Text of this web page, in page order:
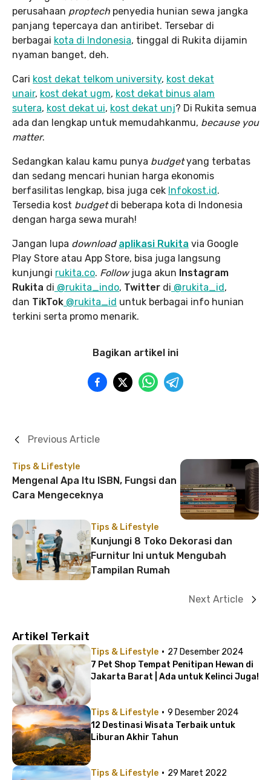
perusahaan proptech penyedia hunian sewa jangka
panjang tepercaya dan antiribet. Tersebar di
berbagai kota di Indonesia, tinggal di Rukita dijamin
nyaman banget, deh.
Cari kost dekat telkom university, kost dekat
unair, kost dekat ugm, kost dekat binus alam
sutera, kost dekat ui, kost dekat unj? Di Rukita semua
ada dan lengkap untuk memudahkanmu, because you
matter.
Sedangkan kalau kamu punya budgetyang terbatas
dan sedang mencari hunian harga ekonomis
berfasilitas lengkap, bisa juga cek Infokost.id .
Tersedia kost budgetdi beberapa kota di Indonesia
dengan harga sewa murah!
Jangan lupa download aplikasi Rukita via Google
Play Store atau App Store, bisa juga langsung
kunjungi rukita.co. Followjuga akun Instagram
Rukita di @rukita_indo, Twitter di @rukita_id ,
dan TikTok @rukita_id untuk berbagai info hunian
terkini serta promo menarik.
Bagikan artikel ini
Tips & Lifestyle
Mengenal Apa Itu ISBN, Fungsi dan
Cara Mengeceknya
Previous Article
Tips & Lifestyle
Kunjungi 8 Toko Dekorasi dan
Furnitur Ini untuk Mengubah
Tampilan Rumah
Next Article
Artikel Terkait
Tips & Lifestyle · 27 Desember 2024
7 Pet Shop Tempat Penitipan Hewan di
Jakarta Barat | Ada untuk Kelinci Juga!
Tips & Lifestyle · 9 Desember 2024
12 Destinasi Wisata Terbaik untuk
Liburan Akhir Tahun
Tips & Lifestyle · 29 Maret 2022